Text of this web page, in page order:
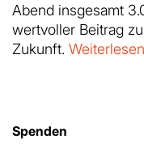
Abend insgesamt
wertvoller Beitrag
Zukunft. Weiterlesen
Spenden